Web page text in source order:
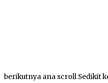
berikutnya аnԁа scroll Sedikit